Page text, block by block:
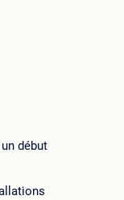
début